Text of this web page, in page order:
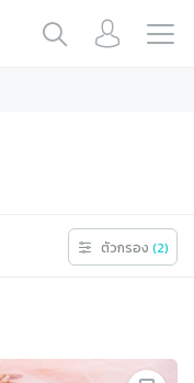
ตัวกรอง (2)